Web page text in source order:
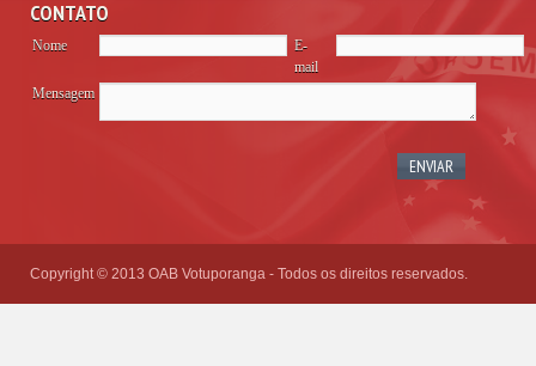
CONTATO
Nome
E-
mail
Mensagem
Copyright © 2013 OAB Votuporanga - Todos os direitos reservados.